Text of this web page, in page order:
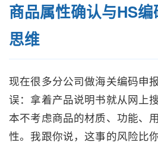
商品属性确认与HS
思维
现在很多分公司做海关编码申
误：拿着产品说明书就从网上
本不考虑商品的材质、功能、
性。我跟你说，这事的风险比